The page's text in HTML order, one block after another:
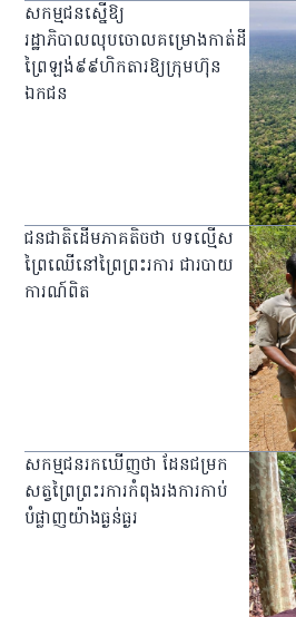
សកម្មជនស្នើឱ្យ
រដ្ឋាភិបាលលុបចោលគម្រោងកាត់ដី
ព្រៃឡង់៩៩ហិកតារឱ្យក្រុមហ៊ុន
ឯកជន
ជនជាតិដើមភាគតិចថា បទល្មើស
ព្រៃឈើនៅព្រៃព្រះរការ ជារបាយ
ការណ៍ពិត
សកម្មជនរកឃើញថា ដែនជម្រក
សត្វព្រៃព្រះរការកំពុងរងការកាប់
បំផ្លាញយ៉ាងធ្ងន់ធ្ងរ